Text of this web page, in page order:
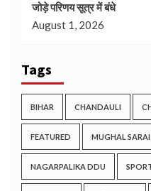
जोड़े परिणय सूत्र में बंधे
August 1, 2026
Tags
BIHAR CHANDAULI
FEATURED MUGHAL SARAI
NAGARPALIKA DDU